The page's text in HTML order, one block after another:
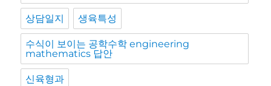
상담일지 생육특성
수식이 보이는 공학수학 engineering
mathematics 답안
신육형과